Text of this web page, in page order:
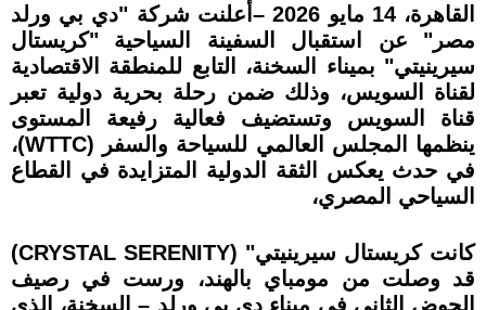
القاهرة، 14 مايو 2026 –أعلنت شركة "دي بي ورلد
مصر" عن استقبال السفينة السياحية "كريستال
سيرينيتي" بميناء السخنة، التابع للمنطقة الاقتصادية
لقناة السويس، وذلك ضمن رحلة بحرية دولية تعبر
قناة السويس وتستضيف فعالية رفيعة المستوى
ينظمها المجلس العالمي للسياحة والسفر (WTTC)،
في حدث يعكس الثقة الدولية المتزايدة في القطاع
السياحي المصري،
كانت كريستال سيرينيتي" (CRYSTAL SERENITY)
قد وصلت من مومباي بالهند، ورست في رصيف
الحوض الثاني في ميناء دي بي ورلد – السخنة، الذي